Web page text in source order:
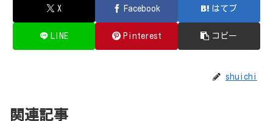
X Facebook はてブ
LINE Pinterest コピー
shuichi
関連記事